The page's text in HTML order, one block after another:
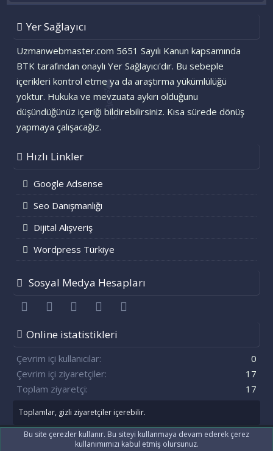
Yer Sağlayıcı
Uzmanwebmaster.com 5651 Sayılı Kanun kapsamında
BTK tarafından onaylı Yer Sağlayıcı'dır. Bu sebeple
içerikleri kontrol etme ya da araştırma yükümlülüğü
yoktur. Hukuka ve mevzuata aykırı olduğunu
düşündüğünüz içeriği bildirebilirsiniz. Kısa sürede dönüş
yapmaya çalışacağız.
Hızlı Linkler
Google Adsense
Seo Danışmanlığı
Dijital Alışveriş
Wordpress Türkiye
Sosyal Medya Hesapları
FacebookTwitter youtubeBize ulaşın
Online istatistikleri
Çevrim içi kullanıcılar
0
Çevrim içi ziyaretçiler
17
Toplam ziyaretçi
17
Toplamlar, gizli ziyaretçiler içerebilir.
Community platform by XenForo® © 2010-2021 XenForo Ltd.
Bu site çerezler kullanır. Bu siteyi kullanmaya devam ederek çerez
kullanımımızı kabul etmiş olursunuz.